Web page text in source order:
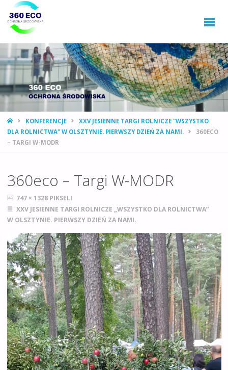
STRONA
GŁÓWNA
KONFERENCJE
XXV JESIENNE TARGI ROLNICZE "WSZYSTKO
DLA ROLNICTWA" W OLSZTYNIE. PIERWSZY DZIEŃ ZA NAMI.
360ECO
– TARGI W-MODR
360eco – Targi W-MODR
PEŁNY
ROZMIAR
747 × 1328 PIKSELI
XXV JESIENNE TARGI ROLNICZE „WSZYSTKO DLA ROLNICTWA”
W OLSZTYNIE. PIERWSZY DZIEŃ ZA NAMI.